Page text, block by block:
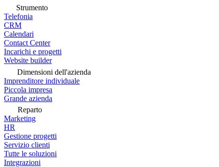
Strumento
Telefonia
CRM
Calendari
Contact Center
Incarichi e progetti
Website builder
Dimensioni dell'azienda
Imprenditore individuale
Piccola impresa
Grande azienda
Reparto
Marketing
HR
Gestione progetti
Servizio clienti
Tutte le soluzioni
Integrazioni